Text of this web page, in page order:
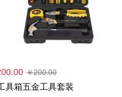
￥200.00
具箱五金工具套装